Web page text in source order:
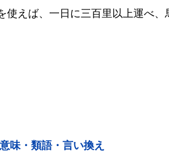
使えば、一日に三百里以上運べ
味・類語・言い換え